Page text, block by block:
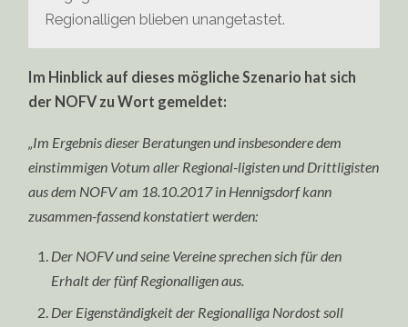
Regionalligen blieben unangetastet.
Im Hinblick auf dieses mögliche Szenario hat sich
der NOFV zu Wort gemeldet:
„Im Ergebnis dieser Beratungen und insbesondere dem
einstimmigen Votum aller Regional-ligisten und Drittligisten
aus dem NOFV am 18.10.2017 in Hennigsdorf kann
zusammen-fassend konstatiert werden:
Der NOFV und seine Vereine sprechen sich für den
Erhalt der fünf Regionalligen aus.
Der Eigenständigkeit der Regionalliga Nordost soll